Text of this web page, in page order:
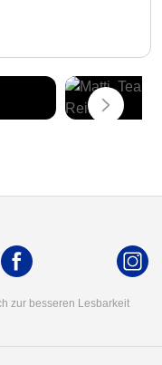
zur besseren Lesbarkeit